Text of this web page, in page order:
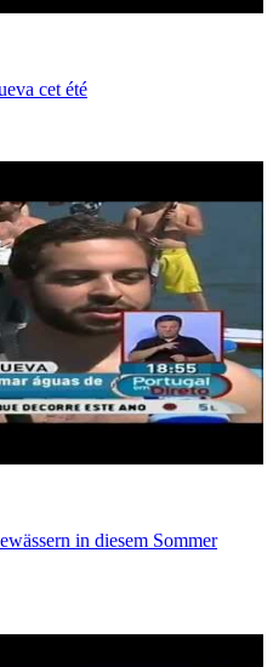
cet été
in diesem Sommer